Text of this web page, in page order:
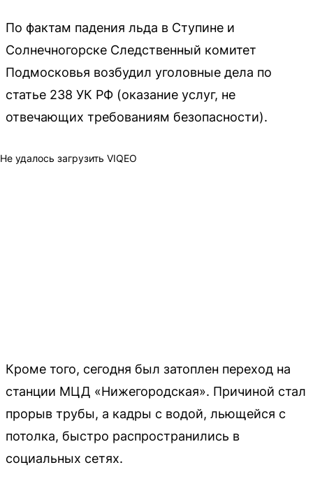
По фактам падения льда в Ступине и
Солнечногорске Следственный комитет
Подмосковья возбудил уголовные дела по
статье 238 УК РФ (оказание услуг, не
отвечающих требованиям безопасности).
Не удалось загрузить VIQEO
Кроме того, сегодня был затоплен переход на
станции МЦД «Нижегородская». Причиной стал
прорыв трубы, а кадры с водой, льющейся с
потолка, быстро распространились в
социальных сетях.